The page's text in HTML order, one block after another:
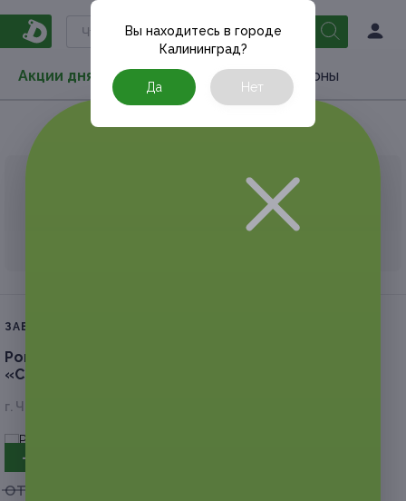
Акции дня Товары Туризм РестоКупоны
Вы находитесь в городе
Калининград?
Да Нет
АКЦИЯ, КОТОРУЮ ВЫ ИСКАЛИ, ЗАВЕРШЕНА.
К сожалению, выгодные акции быстро
ЗАВЕРШЁННАЯ АКЦИЯ
Романтический отдых вдвоем в гостинице
«Славянка».
г. Челябинск, пр-т Ленина, д. 20
- 45%
от 7 100 руб.